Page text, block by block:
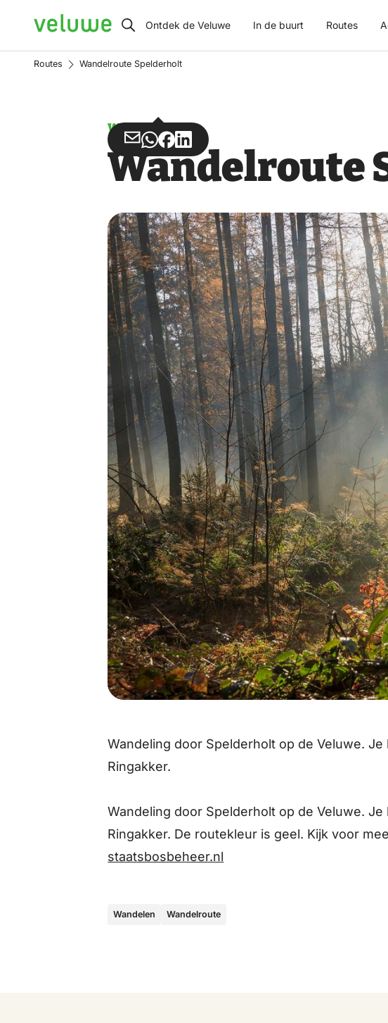
Veluwe Ontdek de Veluwe In de buurt Routes
Routes Wandelroute Spelderholt
Wandelen
Deel
via
Deel
via
Deel
op
Deel
op
Wandelroute
Wandeling door Spelderholt op de Veluwe.
Ringakker.
Wandeling door Spelderholt op de Veluwe.
Ringakker. De routekleur is geel. Kijk voor
staatsbosbeheer.nl
Wandelen Wandelroute